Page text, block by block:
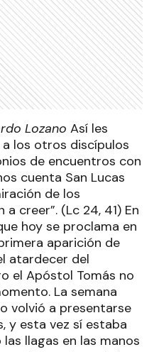
Lozano Así les
los otros discípulos
de encuentros con
cuenta San Lucas
de los
creer”. (Lc 24, 41) En
hoy se proclama en
aparición de
atardecer del
el Apóstol Tomás no
La semana
volvió a presentarse
y esta vez sí estaba
llagas en las manos